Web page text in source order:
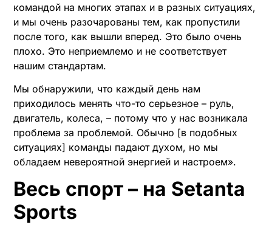
командой на многих этапах и в разных ситуациях,
и мы очень разочарованы тем, как пропустили
после того, как вышли вперед. Это было очень
плохо. Это неприемлемо и не соответствует
нашим стандартам.
Мы обнаружили, что каждый день нам
приходилось менять что-то серьезное – руль,
двигатель, колеса, – потому что у нас возникала
проблема за проблемой. Обычно [в подобных
ситуациях] команды падают духом, но мы
обладаем невероятной энергией и настроем».
Весь спорт – на Setanta
Sports